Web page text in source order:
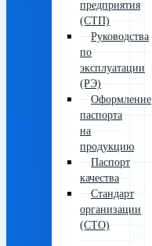
предприятия
(СТП)
Руководства
по
эксплуатации
(РЭ)
Оформление
паспорта
на
продукцию
Паспорт
качества
Стандарт
организации
(СТО)